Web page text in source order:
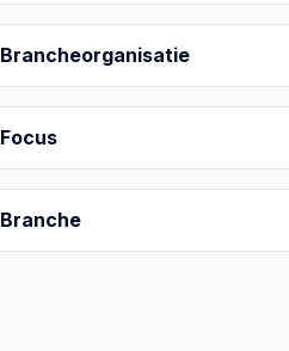
Brancheorganisatie
Focus
Branche